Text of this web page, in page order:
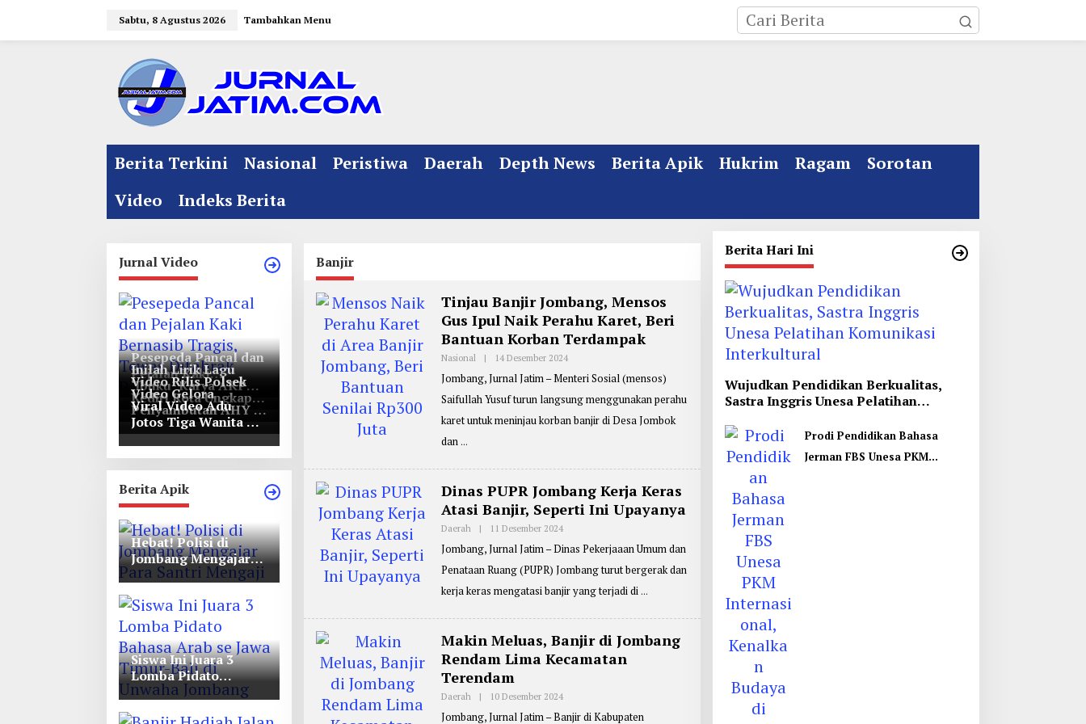
Sabtu, 8 Agustus 2026 Tambahkan Menu
Berita Terkini Nasional Peristiwa Daerah Depth News Berita Apik Hukrim Ragam
Sorotan
Video
Indeks Berita
Jurnal Video
Pesepeda Pancal dan
Pejalan Kaki
Bernasib Tragis,
Tewas Ditabrak
Pikap di Nganjuk
Inilah Lirik Lagu
‘Ibuku’ Karya AKP
Moch Mukid
Video Rilis Polsek
Kediri Kota Ungkap
5747 Butil Pil Dobel
L
Video Gelora
Penyambutan AHY di
Rapimnas Partai
Demokrat
Viral Video Adu
Jotos Tiga Wanita Di
Simpang Lima Gumul
Berita Apik
Hebat! Polisi di
Jombang Mengajar
Para Santri Mengaji
Siswa Ini Juara 3
Lomba Pidato
Bahasa Arab se Jawa
Banjir
Tinjau Banjir Jombang, Mensos
Gus Ipul Naik Perahu Karet, Beri
Bantuan Korban Terdampak
Nasional | 14 Desember 2024O
E
R
P
E
:
Z
A
U
A
I
I
Jombang, Jurnal Jatim – Menteri Sosial (mensos)
Saifullah Yusuf turun langsung menggunakan perahu
karet untuk meninjau korban banjir di Desa Jombok
dan
Dinas PUPR Jombang Kerja Keras
Atasi Banjir, Seperti Ini Upayanya
Daerah | 11 Desember 2024O
E
R
E
P
R
E
:
I
U
Jombang, Jurnal Jatim – Dinas Pekerjaaan Umum dan
Penataan Ruang (PUPR) Jombang turut bergerak dan
kerja keras mengatasi banjir yang terjadi di
Makin Meluas, Banjir di Jombang
Rendam Lima Kecamatan
Terendam
Daerah | 10 Desember 2024O
E
Jombang, Jurnal Jatim – Banjir di Kabupaten
Berita Hari Ini
Wujudkan Pendidikan Berkualitas,
Sastra Inggris Unesa Pelatihan
Prodi Pendidikan Bahasa
Jerman FBS Unesa PKM